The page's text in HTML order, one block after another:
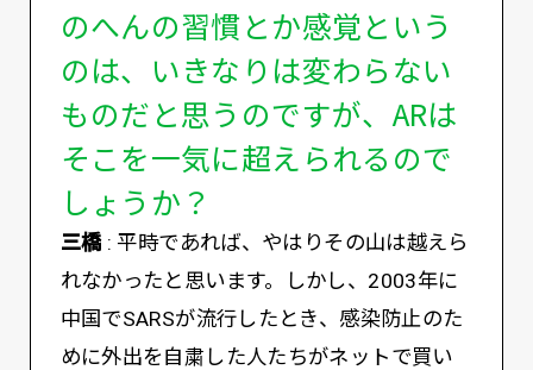
のへんの習慣とか感覚という
のは、いきなりは変わらない
ものだと思うのですが、ARは
そこを一気に超えられるので
しょうか？
三橋 : 平時であれば、やはりその山は越えら
れなかったと思います。しかし、2003年に
中国でSARSが流行したとき、感染防止のた
めに外出を自粛した人たちがネットで買い